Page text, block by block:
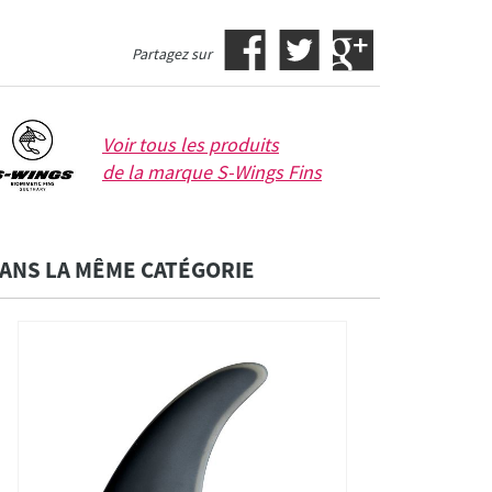
Partagez sur
Voir tous les produits
de la marqueS-Wings Fins
LA MÊME CATÉGORIE